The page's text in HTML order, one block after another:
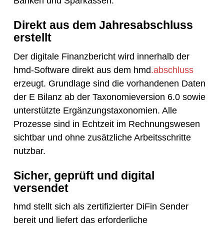
Direkt aus dem Jahresabschluss
erstellt
Der digitale Finanzbericht wird innerhalb der
hmd-Software direkt aus dem hmd.abschluss
erzeugt. Grundlage sind die vorhandenen Daten
der E Bilanz ab der Taxonomieversion 6.0 sowie
unterstützte Ergänzungstaxonomien. Alle
Prozesse sind in Echtzeit im Rechnungswesen
sichtbar und ohne zusätzliche Arbeitsschritte
nutzbar.
Sicher, geprüft und digital
versendet
hmd stellt sich als zertifizierter DiFin Sender
bereit und liefert das erforderliche